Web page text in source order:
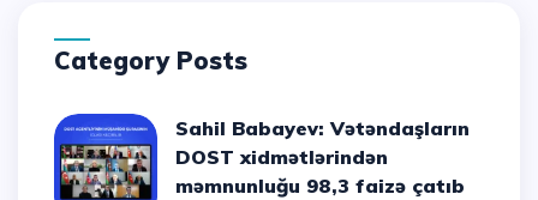
Category Posts
Sahil Babayev: Vətəndaşların
DOST xidmətlərindən
məmnunluğu 98,3 faizə çatıb